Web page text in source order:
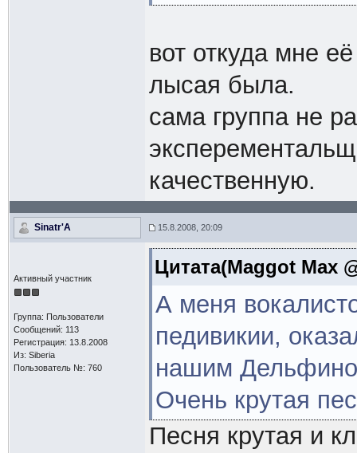
вот откуда мне
лысая была.
сама группа не
качественную.
Sinatr'A 15.8.2008, 20:09
Активный участник
Группа: Пользователи
Сообщений: 113
Регистрация: 13.8.2008
Из: Siberia
Пользователь №: 760
Цитата(Maggot Max
А меня
педивикии,
нашим
Очень крутая
Песня крутая и